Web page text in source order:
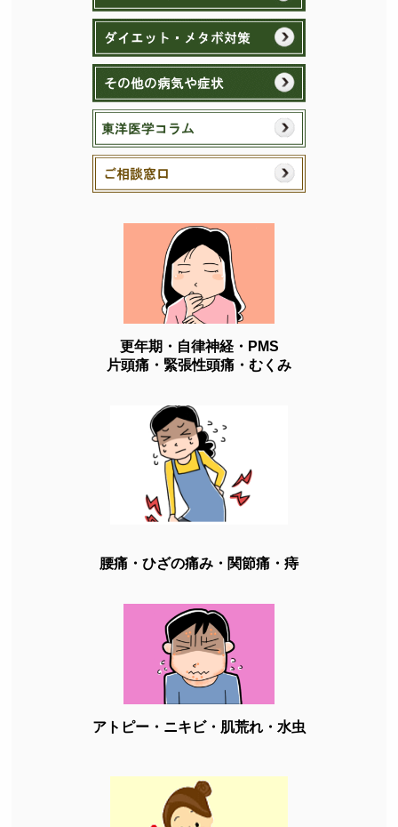
更年期・自律神経・PMS
片頭痛・緊張性頭痛・むくみ
腰痛・ひざの痛み・関節痛・痔
アトピー・ニキビ・肌荒れ・水虫